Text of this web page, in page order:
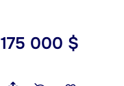
175 000 $